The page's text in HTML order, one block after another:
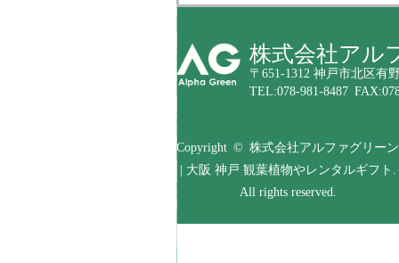
株式会社アル
〒651-1312 神戸市北区有
TEL:078-981-8487
Copyright © 株式会社アルファグリーン
| 大阪 神戸 観葉植物やレンタルギフト.
All rights reserved.